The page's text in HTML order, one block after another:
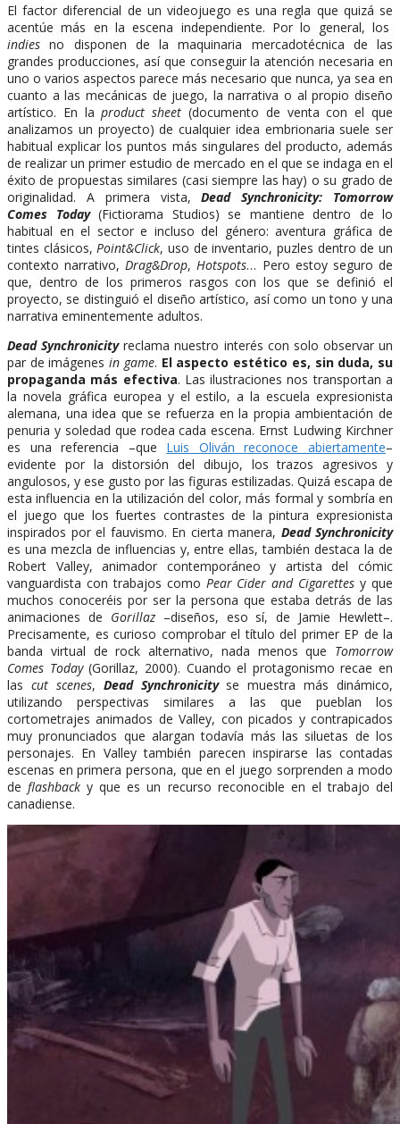
El factor diferencial de un videojuego es una regla que quizá se
acentúe más en la escena independiente. Por lo general, los
indies no disponen de la maquinaria mercadotécnica de las
grandes producciones, así que conseguir la atención necesaria en
uno o varios aspectos parece más necesario que nunca, ya sea en
cuanto a las mecánicas de juego, la narrativa o al propio diseño
artístico. En laproduct sheet (documento de venta con el que
analizamos un proyecto) de cualquier idea embrionaria suele ser
habitual explicar los puntos más singulares del producto, además
de realizar un primer estudio de mercado en el que se indaga en el
éxito de propuestas similares (casi siempre las hay) o su grado de
originalidad. A primera vista,Dead Synchronicity: Tomorrow
Comes Today(Fictiorama Studios) se mantiene dentro de lo
habitual en el sector e incluso del género: aventura gráfica de
tintes clásicos, Point&Click, uso de inventario, puzles dentro de un
contexto narrativo, Drag&Drop, Hotspots… Pero estoy seguro de
que, dentro de los primeros rasgos con los que se definió el
proyecto, se distinguió el diseño artístico, así como un tono y una
narrativa eminentemente adultos.
Dead Synchronicityreclama nuestro interés con solo observar un
par de imágenesin game. El aspecto estético es, sin duda, su
propaganda más efectiva. Las ilustraciones nos transportan a
la novela gráfica europea y el estilo, a la escuela expresionista
alemana, una idea que se refuerza en la propia ambientación de
penuria y soledad que rodea cada escena. Ernst Ludwing Kirchner
es una referencia –que Luis Oliván reconoce abiertamente–
evidente por la distorsión del dibujo, los trazos agresivos y
angulosos, y ese gusto por las figuras estilizadas. Quizá escapa de
esta influencia en la utilización del color, más formal y sombría en
el juego que los fuertes contrastes de la pintura expresionista
inspirados por el fauvismo. En cierta manera, Dead Synchronicity
es una mezcla de influencias y, entre ellas, también destaca la de
Robert Valley, animador contemporáneo y artista del cómic
vanguardista con trabajos como Pear Cider and Cigarettesy que
muchos conoceréis por ser la persona que estaba detrás de las
animaciones de Gorillaz –diseños, eso sí, de Jamie Hewlett–.
Precisamente, es curioso comprobar el título del primer EP de la
banda virtual de rock alternativo, nada menos que Tomorrow
Comes Today(Gorillaz, 2000). Cuando el protagonismo recae en
las cut scenes, Dead Synchronicityse muestra más dinámico,
utilizando perspectivas similares a las que pueblan los
cortometrajes animados de Valley, con picados y contrapicados
muy pronunciados que alargan todavía más las siluetas de los
personajes. En Valley también parecen inspirarse las contadas
escenas en primera persona, que en el juego sorprenden a modo
de flashback y que es un recurso reconocible en el trabajo del
canadiense.